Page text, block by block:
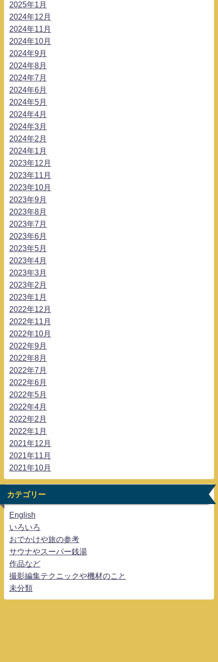
2025年1月
2024年12月
2024年11月
2024年10月
2024年9月
2024年8月
2024年7月
2024年6月
2024年5月
2024年4月
2024年3月
2024年2月
2024年1月
2023年12月
2023年11月
2023年10月
2023年9月
2023年8月
2023年7月
2023年6月
2023年5月
2023年4月
2023年3月
2023年2月
2023年1月
2022年12月
2022年11月
2022年10月
2022年9月
2022年8月
2022年7月
2022年6月
2022年5月
2022年4月
2022年2月
2022年1月
2021年12月
2021年11月
2021年10月
カテゴリー
English
いろいろ
おでかけや旅の参考
サウナやスーパー銭湯
作品など
撮影編集テクニックや機材のこと
未分類